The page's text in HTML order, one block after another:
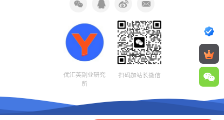
优汇英副业研究
所
扫码加站长微信